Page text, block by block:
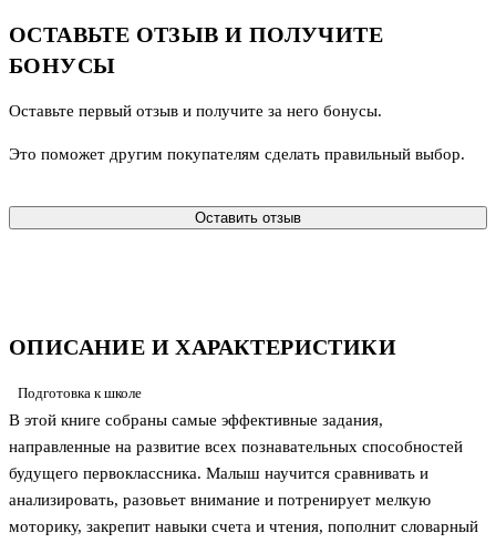
ОПИСАНИЕ И ХАРАКТЕРИСТИКИ
Подготовка к школе
В этой книге собраны самые эффективные задания,
направленные на развитие всех познавательных способностей
будущего первоклассника. Малыш научится сравнивать и
анализировать, разовьет внимание и потренирует мелкую
моторику, закрепит навыки счета и чтения, пополнит словарный
ОСТАВЬТЕ ОТЗЫВ И ПОЛУЧИТЕ
БОНУСЫ
Оставьте первый отзыв и получите за него бонусы.
Это поможет другим покупателям сделать правильный выбор.
Оставить отзыв